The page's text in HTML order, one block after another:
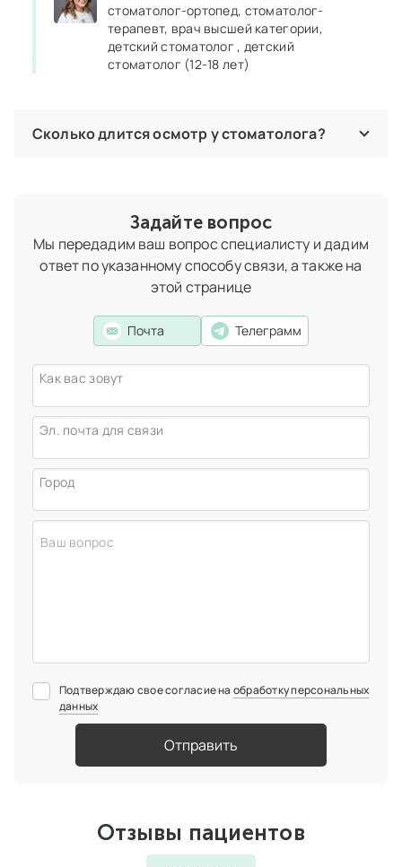
стоматолог‑ортопед, стоматолог-
терапевт, врач высшей категории,
детский стоматолог , детский
стоматолог (12-18 лет)
Сколько длится осмотр у стоматолога?
аллергию. Это позволяет выявить противопоказания к
некоторым терапевтическим и хирургическим методикам.
Внимательно слушает, что беспокоит пациента. Делает
осмотр, фотопротокол и изучает данные рентгена. Затем
ставит диагноз и рассказывает об имеющихся вариантах
Юнаева Стелла Владимировна
стоматолог‑ортопед,стоматолог-терапевт,
врач высшей категории,детский стоматолог ,
детский стоматолог (12-18 лет)
Задайте вопрос
Мы передадим ваш вопрос специалисту и дадим
ответ по указанному способу связи, а также на
этой странице
Почта Телеграмм
Как вас зовут
Эл. почта для связи
Город
Подтверждаю свое согласие на обработку персональных
данных
Отправить
Отзывы пациентов